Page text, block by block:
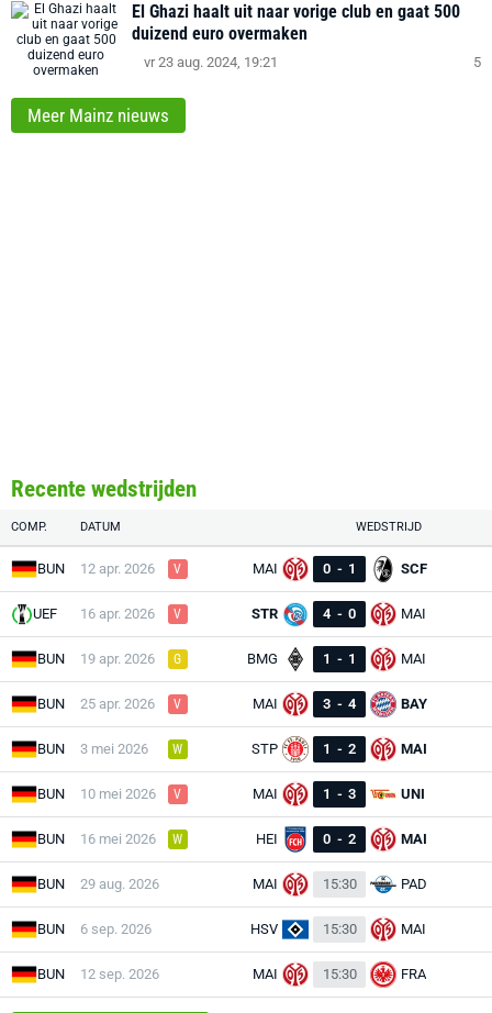
El Ghazi haalt uit naar vorige club en gaat 500
duizend euro overmaken
vr 23 aug. 2024, 19:21 5
Meer Mainz nieuws
Recente wedstrijden
COMP. DATUM WEDSTRIJD
BUN 12 apr. 2026 V MAI 0 - 1 SCF
UEF 16 apr. 2026 V STR 4 - 0 MAI
BUN 19 apr. 2026 G BMG 1 - 1 MAI
BUN 25 apr. 2026 V MAI 3 - 4 BAY
BUN 3 mei 2026 W STP 1 - 2 MAI
BUN 10 mei 2026 V MAI 1 - 3 UNI
BUN 16 mei 2026 W HEI 0 - 2 MAI
BUN 29 aug. 2026 MAI 15:30 PAD
BUN 6 sep. 2026 HSV 15:30 MAI
BUN 12 sep. 2026 MAI 15:30 FRA